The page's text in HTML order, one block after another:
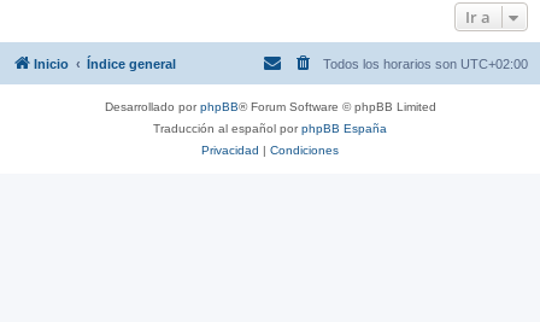
Ir a
Inicio Índice general Todos los horarios son UTC+02:00
Desarrollado porphpBB® Forum Software © phpBB Limited
Traducción al español porphpBB España
Privacidad | Condiciones